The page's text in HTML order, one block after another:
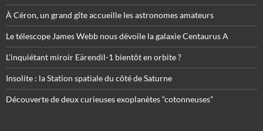
À Céron, un grand gîte accueille les astronomes amateurs
Le télescope James Webb nous dévoile la galaxie Centaurus A
L’inquiétant miroir Eärendil-1 bientôt en orbite ?
Insolite : la Station spatiale du côté de Saturne
Découverte de deux curieuses exoplanètes “cotonneuses”